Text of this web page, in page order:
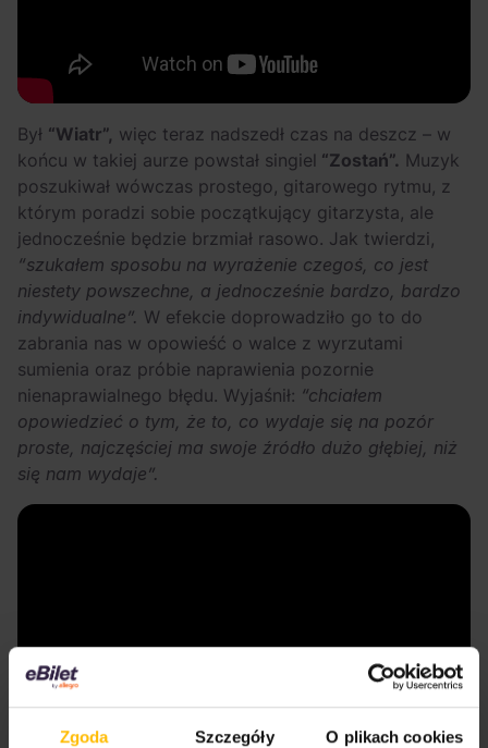
Zgoda Szczegóły O plikach cookies
Był “Wiatr”, więc teraz nadszedł czas na deszcz – w
końcu w takiej aurze powstał singiel “Zostań”. Muzyk
poszukiwał wówczas prostego, gitarowego rytmu, z
którym poradzi sobie początkujący gitarzysta, ale
jednocześnie będzie brzmiał rasowo. Jak twierdzi,
“szukałem sposobu na wyrażenie czegoś, co jest
niestety powszechne, a jednocześnie bardzo, bardzo
indywidualne”. W efekcie doprowadziło go to do
zabrania nas w opowieść o walce z wyrzutami
sumienia oraz próbie naprawienia pozornie
nienaprawialnego błędu. Wyjaśnił: “chciałem
opowiedzieć o tym, że to, co wydaje się na pozór
proste, najczęściej ma swoje źródło dużo głębiej, niż
się nam wydaje”.